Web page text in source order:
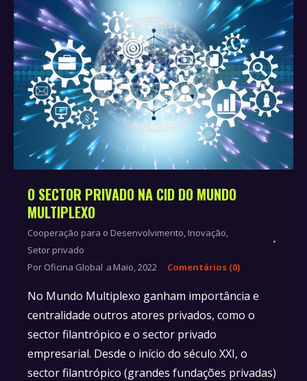
O SECTOR PRIVADO NA CID DO MUNDO
MULTIPLEXO
Cooperação para o Desenvolvimento, Inovação,
Setor privado
Por Oficina Global Maio, 2022 Comentários (0)
No Mundo Multiplexo ganham importância e
centralidade outros atores privados, como o
sector filantrópico e o sector privado
empresarial. Desde o início do século XXI, o
sector filantrópico (grandes fundações privadas)